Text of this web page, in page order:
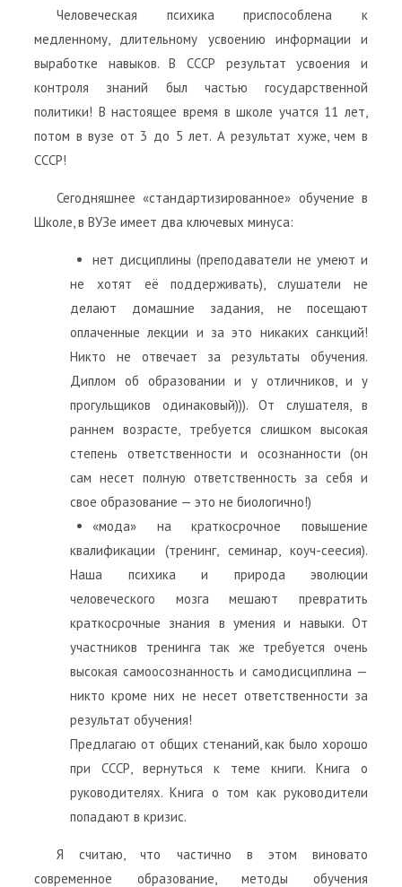
Человеческая психика приспособлена к
медленному, длительному усвоению информации и
выработке навыков. В СССР результат усвоения и
контроля знаний был частью государственной
политики! В настоящее время в школе учатся 11 лет,
потом в вузе от 3 до 5 лет. А результат хуже, чем в
СССР!
Сегодняшнее «стандартизированное» обучение в
Школе, в ВУЗе имеет два ключевых минуса:
нет дисциплины (преподаватели не умеют и
не хотят её поддерживать), слушатели не
делают домашние задания, не посещают
оплаченные лекции и за это никаких санкций!
Никто не отвечает за результаты обучения.
Диплом об образовании и у отличников, и у
прогульщиков одинаковый))). От слушателя, в
раннем возрасте, требуется слишком высокая
степень ответственности и осознанности (он
сам несет полную ответственность за себя и
свое образование — это не биологично!)
«мода» на краткосрочное повышение
квалификации (тренинг, семинар, коуч-сеесия).
Наша психика и природа эволюции
человеческого мозга мешают превратить
краткосрочные знания в умения и навыки. От
участников тренинга так же требуется очень
высокая самоосознанность и самодисциплина —
никто кроме них не несет ответственности за
результат обучения!
Предлагаю от общих стенаний, как было хорошо
при СССР, вернуться к теме книги. Книга о
руководителях. Книга о том как руководители
попадают в кризис.
Я считаю, что частично в этом виновато
современное образование, методы обучения